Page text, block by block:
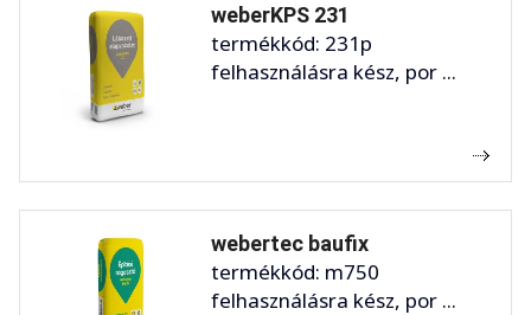
weberKPS 231
termékkód: 231p
felhasználásra kész, por ...
webertec baufix
termékkód: m750
felhasználásra kész, por ...